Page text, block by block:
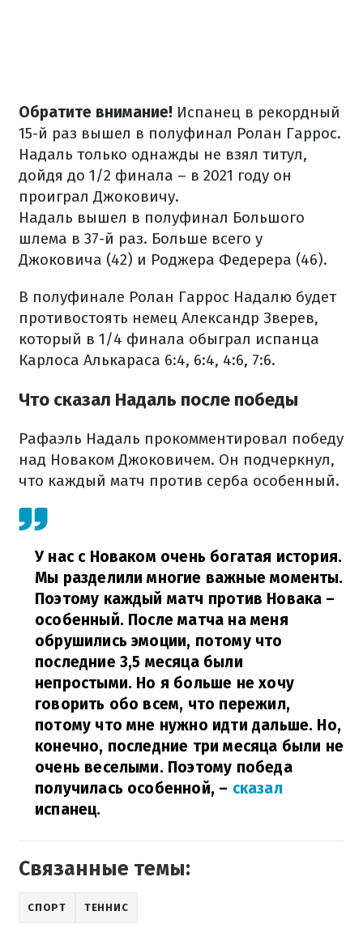
Обратите внимание! Испанец в рекордный
15-й раз вышел в полуфинал Ролан Гаррос.
Надаль только однажды не взял титул,
дойдя до 1/2 финала – в 2021 году он
проиграл Джоковичу.
Надаль вышел в полуфинал Большого
шлема в 37-й раз. Больше всего у
Джоковича (42) и Роджера Федерера (46).
В полуфинале Ролан Гаррос Надалю будет
противостоять немец Александр Зверев,
который в 1/4 финала обыграл испанца
Карлоса Алькараса 6:4, 6:4, 4:6, 7:6.
Что сказал Надаль после победы
Рафаэль Надаль прокомментировал победу
над Новаком Джоковичем. Он подчеркнул,
что каждый матч против серба особенный.
У нас с Новаком очень богатая история.
Мы разделили многие важные моменты.
Поэтому каждый матч против Новака –
особенный. После матча на меня
обрушились эмоции, потому что
последние 3,5 месяца были
непростыми. Но я больше не хочу
говорить обо всем, что пережил,
потому что мне нужно идти дальше. Но,
конечно, последние три месяца были не
очень веселыми. Поэтому победа
получилась особенной, – сказал
испанец.
Связанные темы:
СПОРТ ТЕННИС